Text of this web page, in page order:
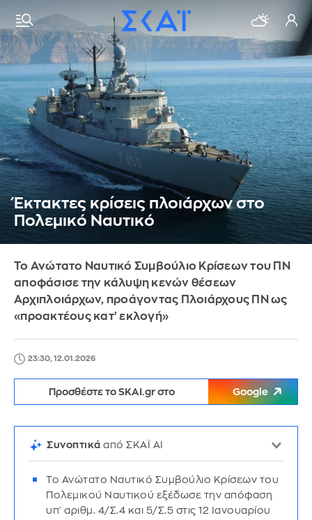
Έκτακτες κρίσεις πλοιάρχων στο
Πολεμικό Ναυτικό
Το Ανώτατο Ναυτικό Συμβούλιο Κρίσεων του ΠΝ
αποφάσισε την κάλυψη κενών θέσεων
Αρχιπλοιάρχων, προάγοντας Πλοιάρχους ΠΝ ως
«προακτέους κατ’ εκλογή»
23:30, 12.01.2026
Προσθέστε το SKAI.gr στο Google
Συνοπτικά από ΣΚΑΪ AI
Το Ανώτατο Ναυτικό Συμβούλιο Κρίσεων του
Πολεμικού Ναυτικού εξέδωσε την απόφαση
υπ' αριθμ. 4/Σ.4 και 5/Σ.5 στις 12 Ιανουαρίου